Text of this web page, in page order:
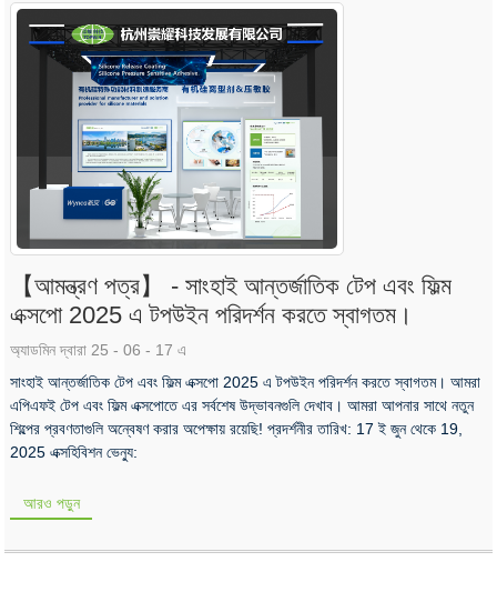
【আমন্ত্রণ পত্র】 - সাংহাই আন্তর্জাতিক টেপ এবং ফিল্ম
এক্সপো 2025 এ টপউইন পরিদর্শন করতে স্বাগতম।
অ্যাডমিন দ্বারা 25 - 06 - 17 এ
সাংহাই আন্তর্জাতিক টেপ এবং ফিল্ম এক্সপো 2025 এ টপউইন পরিদর্শন করতে স্বাগতম। আমরা
এপিএফই টেপ এবং ফিল্ম এক্সপোতে এর সর্বশেষ উদ্ভাবনগুলি দেখাব। আমরা আপনার সাথে নতুন
শিল্পের প্রবণতাগুলি অন্বেষণ করার অপেক্ষায় রয়েছি! প্রদর্শনীর তারিখ: 17 ই জুন থেকে 19,
2025 এক্সহিবিশন ভেন্যু:
আরও পড়ুন